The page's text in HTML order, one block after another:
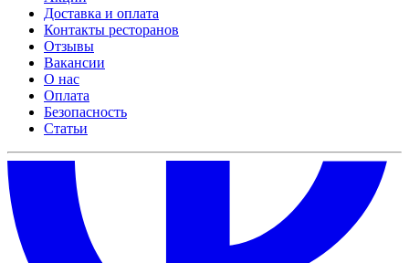
Доставка и оплата
Контакты ресторанов
Отзывы
Вакансии
О нас
Оплата
Безопасность
Статьи